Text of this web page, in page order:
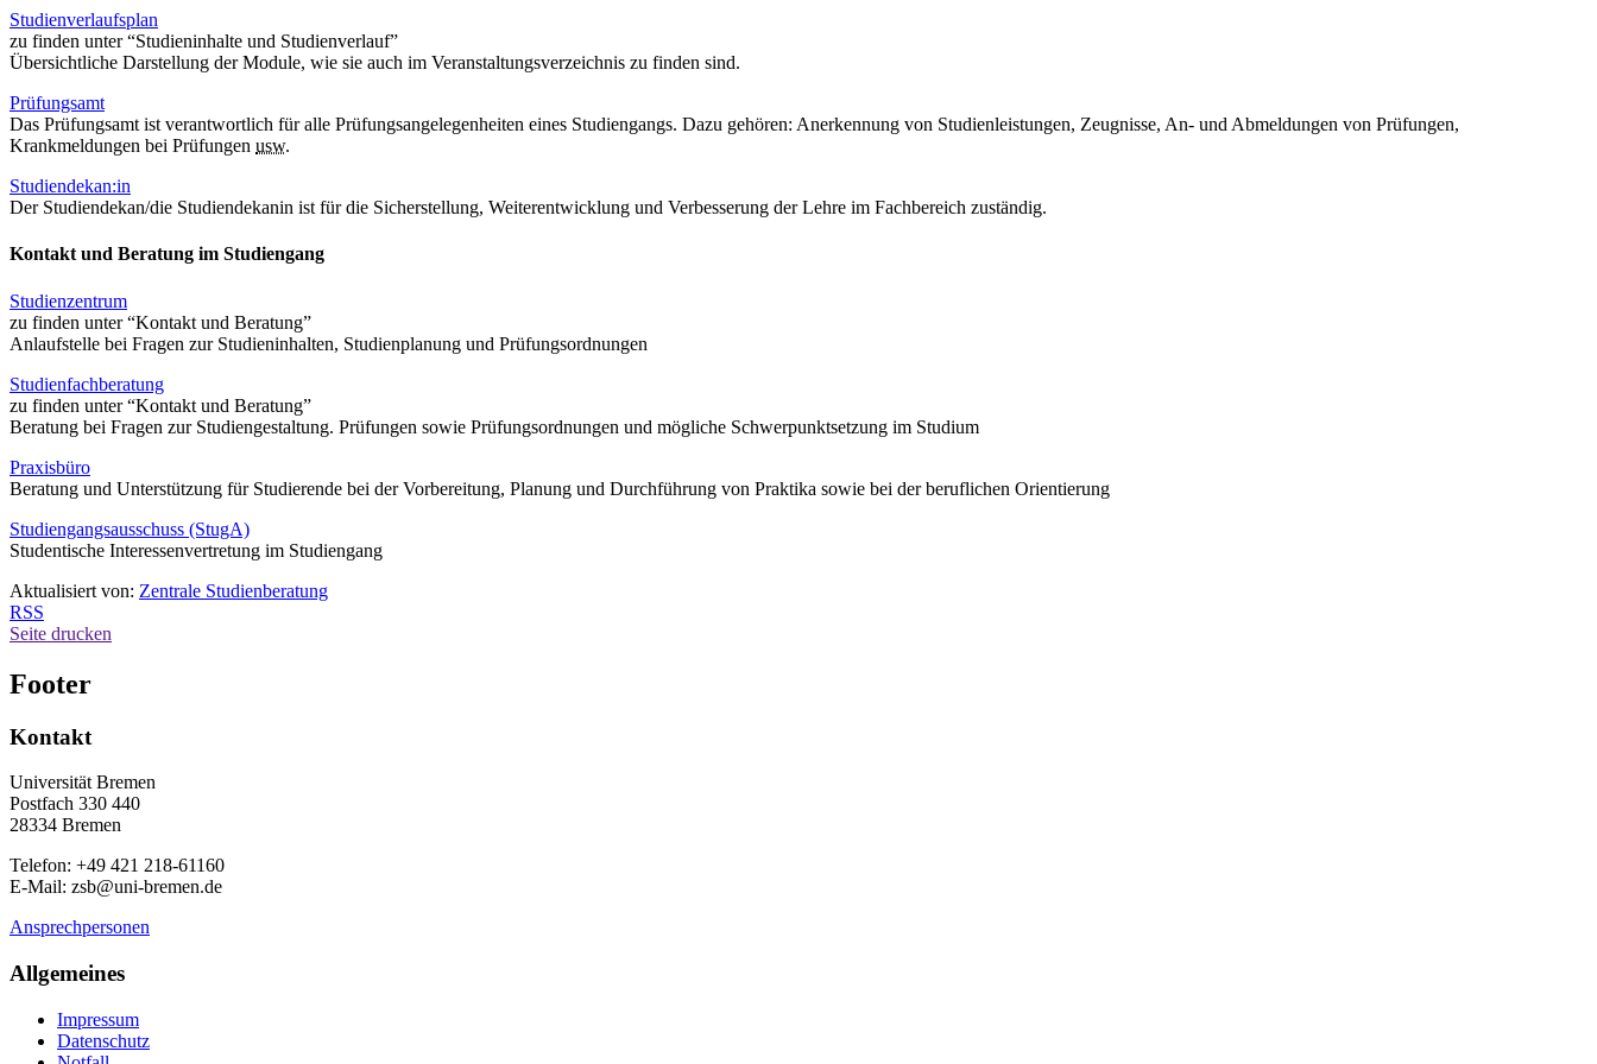
Studienverlaufsplan
zu finden unter “Studieninhalte und Studienverlauf”
Übersichtliche Darstellung der Module, wie sie auch im Veranstaltungsverzeichnis zu finden sind.
Prüfungsamt
Das Prüfungsamt ist verantwortlich für alle Prüfungsangelegenheiten eines Studiengangs. Dazu gehören: Anerkennung von Studienleistungen, Zeugnisse, An- und Abmeldungen von Prüfungen,
Krankmeldungen bei Prüfungen usw.
Studiendekan:in
Der Studiendekan/die Studiendekanin ist für die Sicherstellung, Weiterentwicklung und Verbesserung der Lehre im Fachbereich zuständig.
Kontakt und Beratung im Studiengang
Studienzentrum
zu finden unter “Kontakt und Beratung”
Anlaufstelle bei Fragen zur Studieninhalten, Studienplanung und Prüfungsordnungen
Studienfachberatung
zu finden unter “Kontakt und Beratung”
Beratung bei Fragen zur Studiengestaltung. Prüfungen sowie Prüfungsordnungen und mögliche Schwerpunktsetzung im Studium
Praxisbüro
Beratung und Unterstützung für Studierende bei der Vorbereitung, Planung und Durchführung von Praktika sowie bei der beruflichen Orientierung
Studiengangsausschuss (StugA)
Studentische Interessenvertretung im Studiengang
Aktualisiert von: Zentrale Studienberatung
RSS
Seite drucken
Footer
Kontakt
Universität Bremen
Postfach 330 440
28334 Bremen
Telefon: +49 421 218-61160
E-Mail: zsb@uni-bremen.de
Ansprechpersonen
Allgemeines
Impressum
Datenschutz